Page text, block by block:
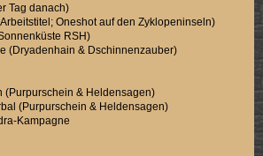
Tag danach)
Oneshot auf den Zyklopeninseln)
RSH)
(Dryadenhain & Dschinnenzauber)
(Purpurschein & Heldensagen)
(Purpurschein & Heldensagen)
Kampagne